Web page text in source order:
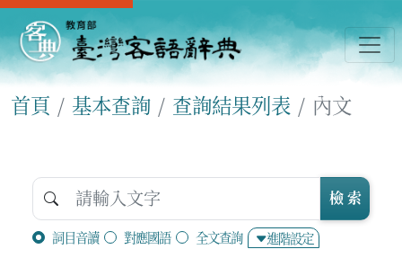
首頁 基本查詢 查詢結果列表 內文
詞目音讀 對應國語 全文查詢 進階設定
檢 索